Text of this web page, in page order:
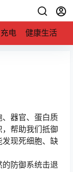
电 健康生活
器官、蛋白质
帮助我们抵御
现死细胞、缺
防御系统击退